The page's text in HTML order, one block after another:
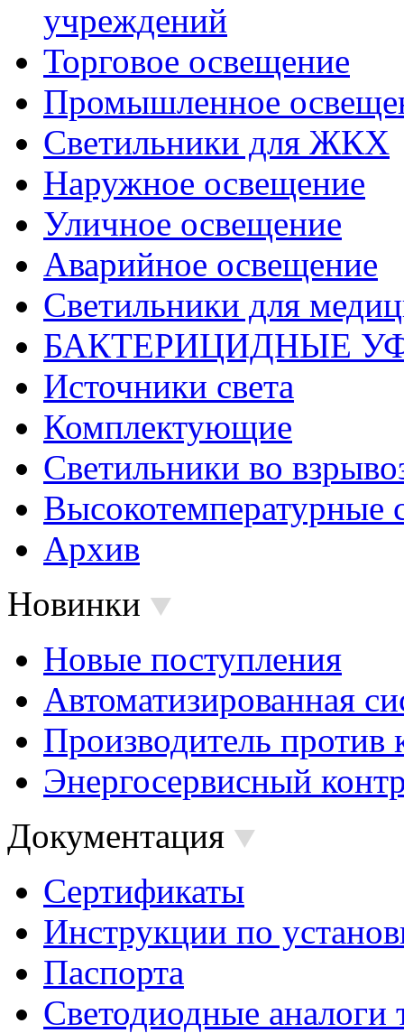
учреждений
Торговое освещение
Промышленное
Светильники для ЖКХ
Наружное освещение
Уличное освещение
Аварийное освещение
Светильники для
БАКТЕРИЦИДНЫЕ
Источники света
Комплектующие
Светильники во
Высокотемпературные
Архив
Новинки
Новые поступления
Автоматизированная
Производитель против
Энергосервисный
Документация
Сертификаты
Инструкции по
Паспорта
Светодиодные аналоги